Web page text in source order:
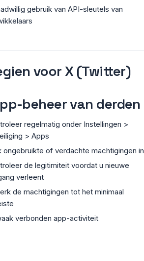
gebruik van API-sleutels van
voor X (Twitter)
beheer van derden
regelmatig onder Instellingen >
> Apps
ongebruikte of verdachte machtigingen in
de legitimiteit voordat u nieuwe
verleent
de machtigingen tot het minimaal
verbonden app-activiteit